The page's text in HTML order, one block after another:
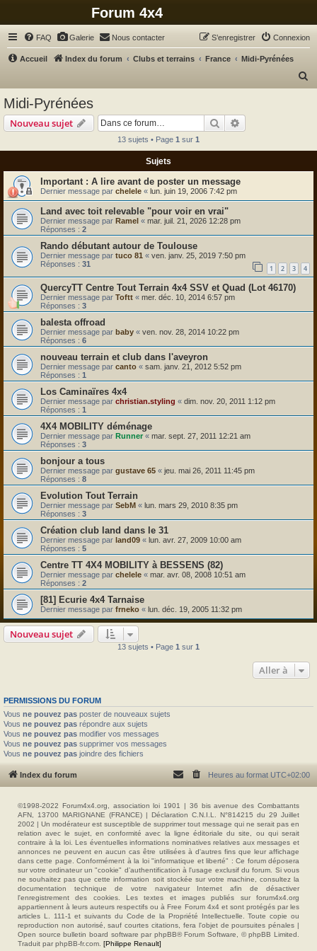
Forum 4x4
FAQ Galerie Nous contacter Connexion
S’enregistrer
Accueil Index du forum Clubs et terrains France
Midi-Pyrénées
Midi-Pyrénées
Nouveau sujet Rechercher
13 sujets • Page 1 sur 1
Sujets
A lire avant de poster un message
Dernier message par chelele « lun. juin 19, 2006 7:42 pm
Land avec toit relevable "pour voir en vrai"
Dernier message par Ramel « mar. juil. 21, 2026 12:28 pm
Réponses : 2
Rando débutant autour de Toulouse
Dernier message par tuco 81 « ven. janv. 25, 2019 7:50 pm
Réponses : 31 1 2 3 4
QuercyTT Centre Tout Terrain 4x4 SSV et Quad (Lot 46170)
Dernier message par Toftt « mer. déc. 10, 2014 6:57 pm
Réponses : 3
balesta offroad
Dernier message par baby « ven. nov. 28, 2014 10:22 pm
Réponses : 6
nouveau terrain et club dans l'aveyron
Dernier message par canto « sam. janv. 21, 2012 5:52 pm
Réponses : 1
Los Caminaïres 4x4
Dernier message par christian.styling « dim. nov. 20, 2011 1:12 pm
Réponses : 1
4X4 MOBILITY déménage
Dernier message par Runner « mar. sept. 27, 2011 12:21 am
Réponses : 3
bonjour a tous
Dernier message par gustave 65 « jeu. mai 26, 2011 11:45 pm
Réponses : 8
Evolution Tout Terrain
Dernier message par SebM « lun. mars 29, 2010 8:35 pm
Réponses : 3
Création club land dans le 31
Dernier message par land09 « lun. avr. 27, 2009 10:00 am
Réponses : 5
Centre TT 4X4 MOBILITY à BESSENS (82)
Dernier message par chelele « mar. avr. 08, 2008 10:51 am
Réponses : 2
[81] Ecurie 4x4 Tarnaise
Dernier message par frneko « lun. déc. 19, 2005 11:32 pm
Nouveau sujet
13 sujets • Page 1 sur 1
Aller à
PERMISSIONS DU FORUM
Vous ne pouvez pas poster de nouveaux sujets
Vous ne pouvez pas répondre aux sujets
Vous ne pouvez pas modifier vos messages
Vous ne pouvez pas supprimer vos messages
Vous ne pouvez pas joindre des fichiers
Index du forum Heures au format UTC+02:00
©1998-2022 Forum4x4.org, association loi 1901 | 36 bis avenue des Combattants
AFN, 13700 MARIGNANE (FRANCE) | Déclaration C.N.I.L. N°814215 du 29 Juillet
2002 | Un modérateur est susceptible de supprimer tout message qui ne serait pas en
relation avec le sujet, en conformité avec la ligne éditoriale du site, ou qui serait
contraire à la loi. Les éventuelles informations nominatives relatives aux messages et
annonces ne peuvent en aucun cas être utilisées à d'autres fins que leur affichage
dans cette page. Conformément à la loi "informatique et liberté" : Ce forum déposera
sur votre ordinateur un "cookie" d’authentification à l'usage exclusif du forum. Si vous
ne souhaitez pas que cette information soit stockée sur votre machine, consultez la
documentation technique de votre navigateur Internet afin de désactiver
l'enregistrement des cookies. Les textes et images publiés sur forum4x4.org
appartiennent à leurs auteurs respectifs ou à Free Forum 4x4 et sont protégés par les
articles L. 111-1 et suivants du Code de la Propriété Intellectuelle. Toute copie ou
reproduction non autorisé, sauf courtes citations, fera l'objet de poursuites pénales |
Open source bulletin board software par phpBB® Forum Software, © phpBB Limited.
Traduit par phpBB-fr.com. [Philippe Renault]